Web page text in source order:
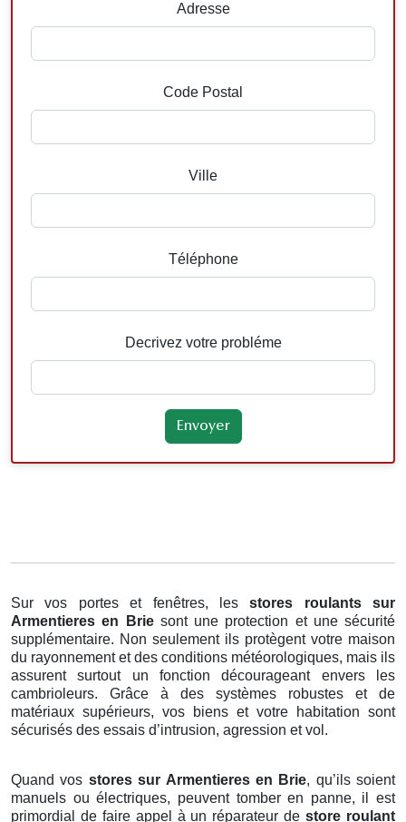
Adresse
Code Postal
Ville
Téléphone
Decrivez votre probléme
Sur vos portes et fenêtres, lesstores roulants
sur
Armentieres en Brie sont une protection et une sécurité
supplémentaire. Non seulement ils protègent votre maison
du rayonnement et des conditions météorologiques, mais ils
assurent surtout un fonction décourageant envers les
cambrioleurs. Grâce à des systèmes robustes et de
matériaux supérieurs, vos biens et votre habitation sont
sécurisés des essais d’intrusion, agression et vol.
Quand vos stores sur Armentieres en Brie, qu’ils soient
manuels ou électriques, peuvent tomber en panne, il est
primordial de faire appel à un réparateur destore roulant